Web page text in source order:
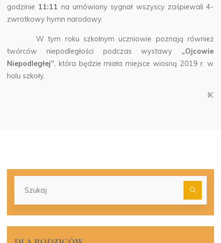
godzinie 11:11 na umówiony sygnał wszyscy zaśpiewali 4-
zwrotkowy hymn narodowy.
W tym roku szkolnym uczniowie poznają również
twórców niepodległości podczas wystawy „Ojcowie
Niepodległej”, która będzie miała miejsce wiosną 2019 r. w
holu szkoły.
IK